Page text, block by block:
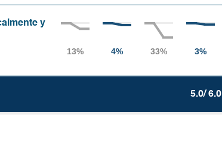
y
5.0/ 6.0